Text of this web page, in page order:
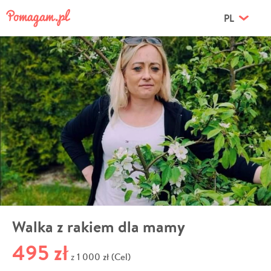
PL
Walka z rakiem dla mamy
495 zł z 1 000 zł (Cel)